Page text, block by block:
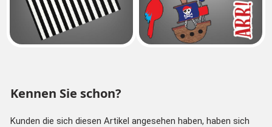
Kennen Sie schon?
Kunden die sich diesen Artikel angesehen haben, haben sich